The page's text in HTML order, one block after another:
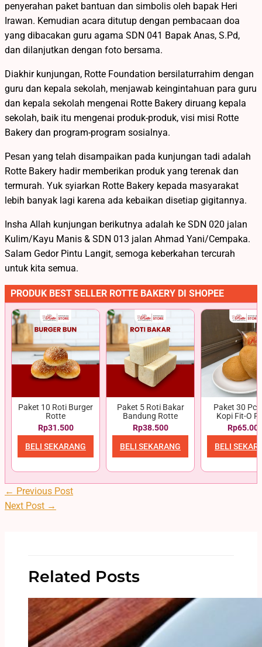
penyerahan paket bantuan dan simbolis oleh bapak Heri
Irawan. Kemudian acara ditutup dengan pembacaan doa
yang dibacakan guru agama SDN 041 Bapak Anas, S.Pd,
dan dilanjutkan dengan foto bersama.
Diakhir kunjungan, Rotte Foundation bersilaturrahim dengan
guru dan kepala sekolah, menjawab keingintahuan para guru
dan kepala sekolah mengenai Rotte Bakery diruang kepala
sekolah, baik itu mengenai produk-produk, visi misi Rotte
Bakery dan program-program sosialnya.
Pesan yang telah disampaikan pada kunjungan tadi adalah
Rotte Bakery hadir memberikan produk yang terenak dan
termurah. Yuk syiarkan Rotte Bakery kepada masyarakat
lebih banyak lagi karena ada kebaikan disetiap gigitannya.
Insha Allah kunjungan berikutnya adalah ke SDN 020 jalan
Kulim/Kayu Manis & SDN 013 jalan Ahmad Yani/Cempaka.
Salam Gedor Pintu Langit, semoga keberkahan tercurah
untuk kita semua.
PRODUK BEST SELLER ROTTE BAKERY DI SHOPEE
Paket 10 Roti Burger
Rotte
Rp31.500
BELI SEKARANG
Paket 5 Roti Bakar
Bandung Rotte
Rp38.500
BELI SEKARANG
Paket 30
Kopi Fit-O
BELI
← Previous Post
Next Post →
Related Posts